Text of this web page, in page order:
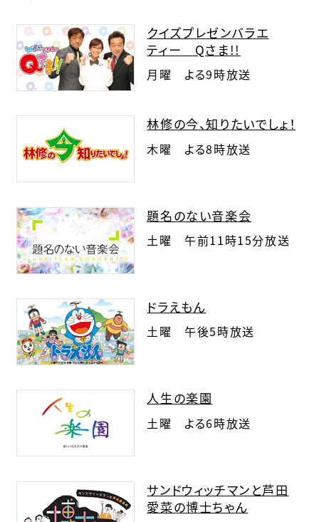
クイズプレゼンバラエ
ティー Qさま!!
月曜 よる9時放送
林修の今、知りたいでしょ！
木曜 よる8時放送
題名のない音楽会
土曜 午前11時15分放送
ドラえもん
土曜 午後5時放送
人生の楽園
土曜 よる6時放送
サンドウィッチマンと芦田
愛菜の博士ちゃん